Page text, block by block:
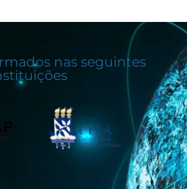
nas seguintes